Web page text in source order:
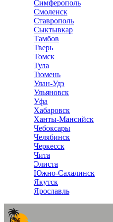
Симферополь
Смоленск
Ставрополь
Сыктывкар
Тамбов
Тверь
Томск
Тула
Тюмень
Улан-Удэ
Ульяновск
Уфа
Хабаровск
Ханты-Мансийск
Чебоксары
Челябинск
Черкесск
Чита
Элиста
Южно-Сахалинск
Якутск
Ярославль